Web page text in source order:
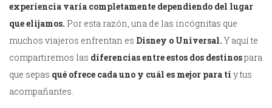
experiencia varía completamente dependiendo del lugar
que elijamos. Por esta razón, una de las incógnitas que
muchos viajeros enfrentan es Disney o Universal. Y aquí te
compartiremos las diferencias entre estos dos destinospara
que sepas qué ofrece cada uno y cuál es mejor para ti y tus
acompañantes.